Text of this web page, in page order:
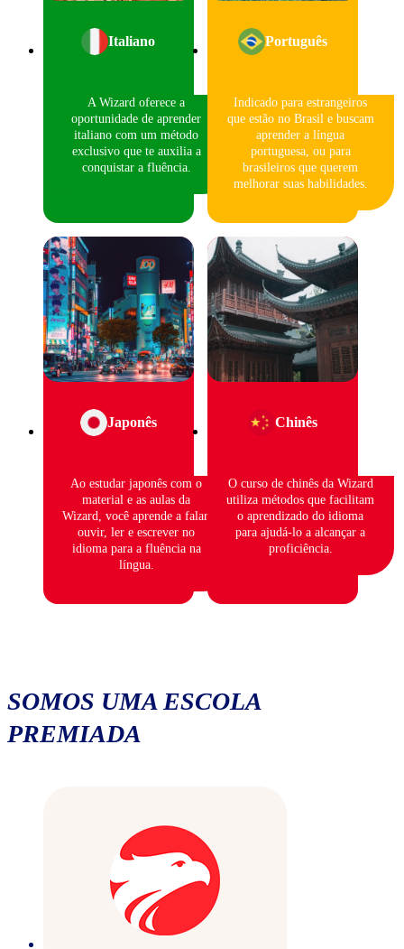
Italiano
A Wizard oferece a
oportunidade de aprender
italiano com um método
exclusivo que te auxilia a
conquistar a fluência.
Português
Indicado para estrangeiros
que estão no Brasil e buscam
aprender a língua
portuguesa, ou para
brasileiros que querem
melhorar suas habilidades.
Japonês
Ao estudar japonês com o
material e as aulas da
Wizard, você aprende a falar,
ouvir, ler e escrever no
idioma para a fluência na
língua.
Chinês
O curso de chinês da Wizard
utiliza métodos que facilitam
o aprendizado do idioma
para ajudá-lo a alcançar a
proficiência.
SOMOS UMA ESCOLA
PREMIADA